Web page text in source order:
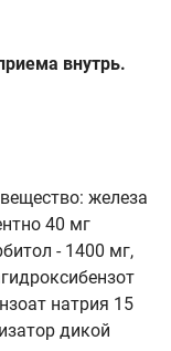
внутрь.
железа
40 мг
- 1400 мг,
натрия 15
дикой